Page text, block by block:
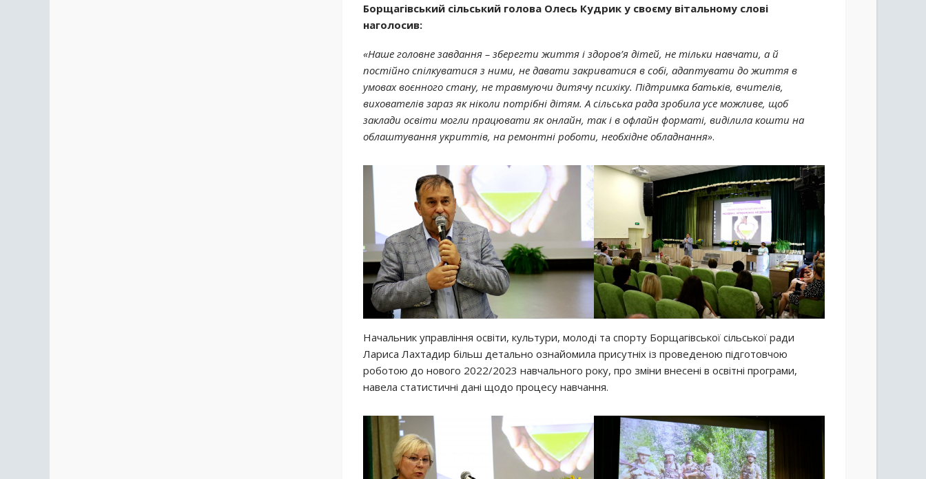
Борщагівський сільський голова Олесь Кудрик у своєму вітальному слові
наголосив:
«Наше головне завдання – зберегти життя і здоров’я дітей, не тільки навчати, а й
постійно спілкуватися з ними, не давати закриватися в собі, адаптувати до життя в
умовах воєнного стану, не травмуючи дитячу психіку. Підтримка батьків, вчителів,
вихователів зараз як ніколи потрібні дітям. А сільська рада зробила усе можливе, щоб
заклади освіти могли працювати як онлайн, так і в офлайн форматі, виділила кошти на
облаштування укриттів, на ремонтні роботи, необхідне обладнання».
Начальник управління освіти, культури, молоді та спорту Борщагівської сільської ради
Лариса Лахтадир більш детально ознайомила присутніх із проведеною підготовчою
роботою до нового 2022/2023 навчального року, про зміни внесені в освітні програми,
навела статистичні дані щодо процесу навчання.